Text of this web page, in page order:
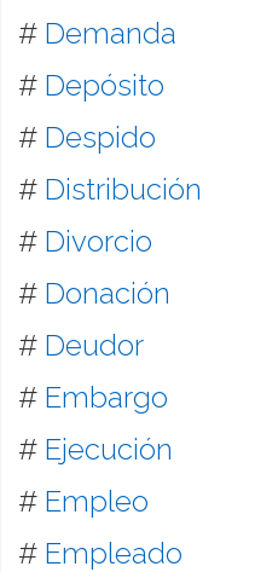
# Demanda
# Depósito
# Despido
# Distribución
# Divorcio
# Donación
# Deudor
# Embargo
# Ejecución
# Empleo
# Empleado